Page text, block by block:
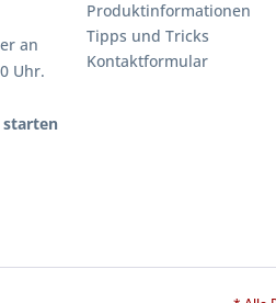
an
Uhr.
starten
Produktinformationen
Tipps und Tricks
Kontaktformular